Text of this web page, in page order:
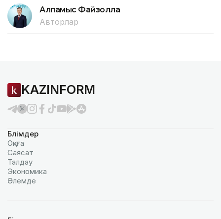
Алпамыс Файзолла
Авторлар
KAZINFORM
Бөлімдер
Оқиға
Саясат
Талдау
Экономика
Әлемде